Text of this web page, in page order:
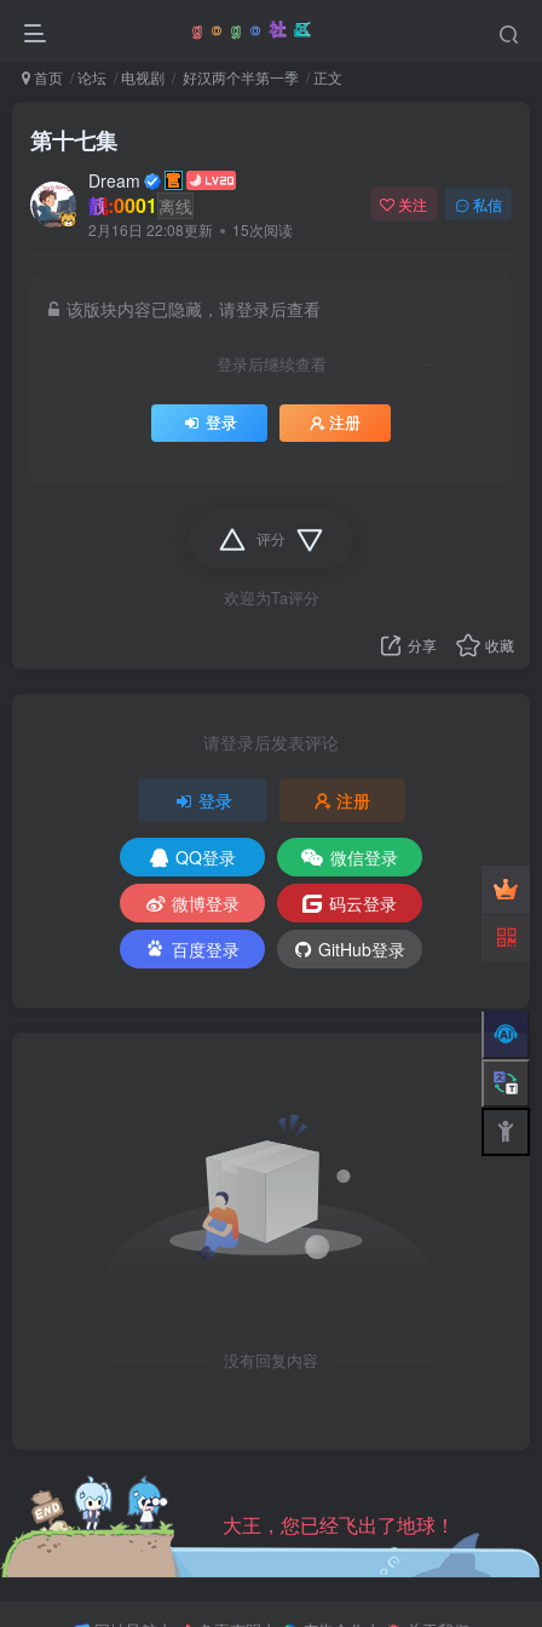
首页 论坛 电视剧 好汉两个半第一季 正文
第十七集
Dream
靓:0001 离线
2月16日 22:08更新 15次阅读
关注 私信
该版块内容已隐藏，请登录后查看
登录后继续查看
登录 注册
评分
欢迎为Ta评分
分享 收藏
请登录后发表评论
登录 注册
QQ登录
微信登录
微博登录
码云登录
百度登录
GitHub登录
没有回复内容
大王，您已经飞出了地球！